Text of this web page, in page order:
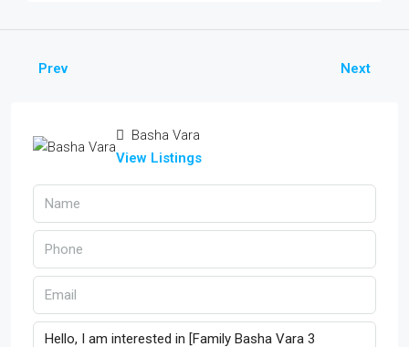
Prev Next
Basha Vara
View Listings